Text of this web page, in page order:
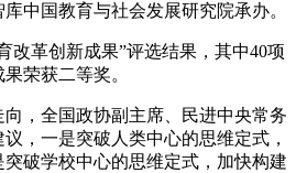
中国教育与社会发展研究院承办。
改革创新成果”评选结果，其中40项
荣获二等奖。
，全国政协副主席、民进中央常务
，一是突破人类中心的思维定式，
破学校中心的思维定式，加快构建